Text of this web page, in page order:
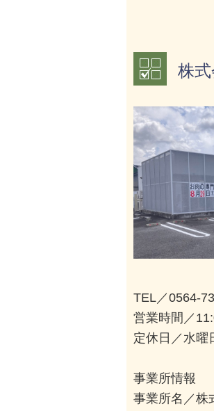
株
TEL／0564-
営業時間／
定休日／水曜
事業所情報
事業所名／株